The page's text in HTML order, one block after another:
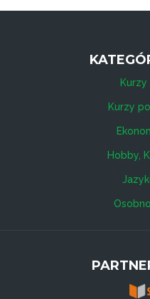
Kurzy
Kurzy
Hobby,